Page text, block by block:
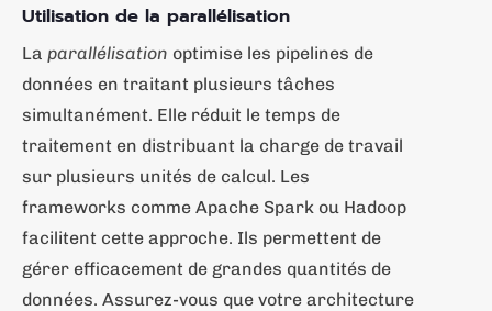
Utilisation de la parallélisation
La parallélisation optimise les pipelines de
données en traitant plusieurs tâches
simultanément. Elle réduit le temps de
traitement en distribuant la charge de travail
sur plusieurs unités de calcul. Les
frameworks comme Apache Spark ou Hadoop
facilitent cette approche. Ils permettent de
gérer efficacement de grandes quantités de
données. Assurez-vous que votre architecture